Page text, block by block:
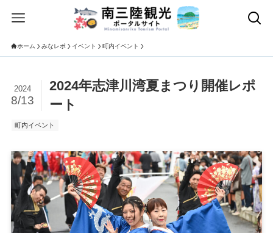
ホーム みなレポ イベント 町内イベント
2024年志津川湾夏まつり開催レポ
ート
2024
8/13
町内イベント